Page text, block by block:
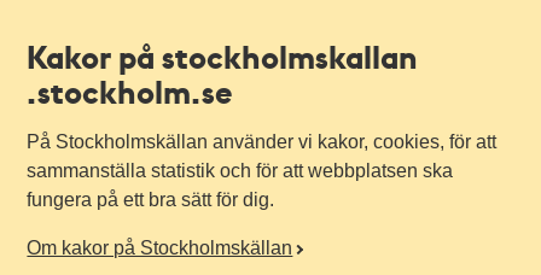
Kakor på stockholmskallan
.stockholm.se
På Stockholmskällan använder vi kakor, cookies, för att
sammanställa statistik och för att webbplatsen ska
fungera på ett bra sätt för dig.
Om kakor på Stockholmskällan